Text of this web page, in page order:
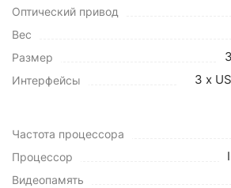
Оптический привод
Вес
Размер
Интерфейсы
3 x
Частота процессора
Процессор
Видеопамять